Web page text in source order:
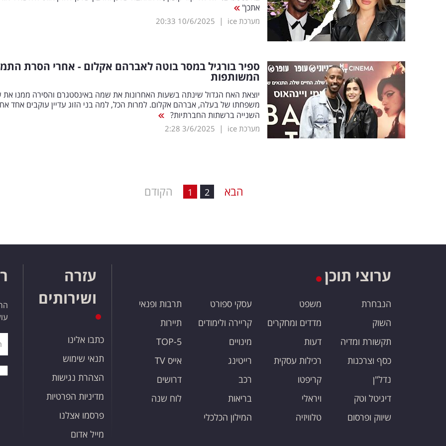
אתכן"
מערכת ice |
10/6/2025
20:33
ספיר בורגיל במסר בוטה לאברהם אקלום - אחרי הסרת
המשותפות
יוצאת האח הגדול שינתה בשעות האחרונות את שמה באינסטגרם והסירה ממנו
משפחתו של בעלה, אברהם אקלום. למרות הכל, למה בני הזוג עדיין עוקבים אחד
השנייה ברשתות החברתיות?
מערכת ice |
3/6/2025
2:28
הקודם 1 2 הבא
ערוצי תוכן
הנבחרת
השוק
תקשורת ומדיה
כסף וצרכנות
נדל"ן
דיגיטל וטק
שיווק ופרסום
משפט
מדדים ומחקרים
דעות
רכילות עסקית
קריפטו
ויראלי
טלוויזיה
עסקי ספורט
קריירה ולימודים
מינויים
רייטינג
רכב
בריאות
המילון הכלכלי
תרבות ופנאי
תיירות
TOP-5
אייס TV
דרושים
לוח שנה
עזרה
ושירותים
כתבו אלינו
תנאי שימוש
הצהרת נגישות
מדיניות הפרטיות
פרסמו אצלנו
מייל אדום